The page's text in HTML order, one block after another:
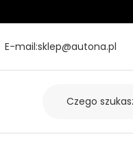
E-mail:sklep@autona.pl